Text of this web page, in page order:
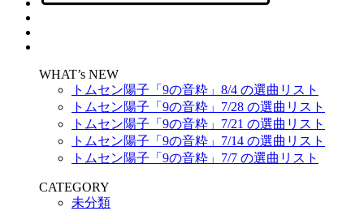
WHAT’s NEW
トムセン陽子「9の音粋」8/4 の選曲リスト
トムセン陽子「9の音粋」7/28 の選曲リスト
トムセン陽子「9の音粋」7/21 の選曲リスト
トムセン陽子「9の音粋」7/14 の選曲リスト
トムセン陽子「9の音粋」7/7 の選曲リスト
CATEGORY
未分類